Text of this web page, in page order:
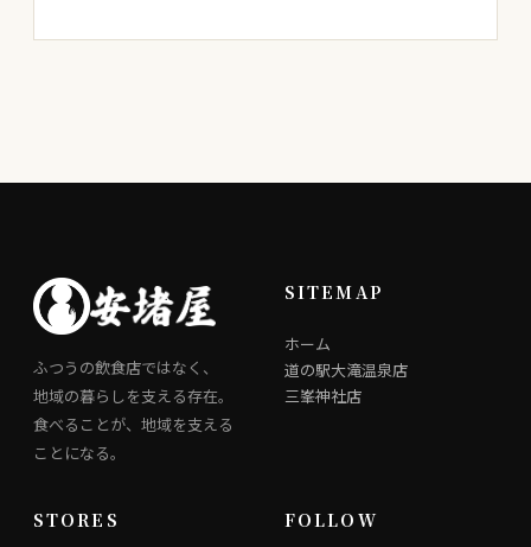
ふつうの飲食店ではなく、
地域の暮らしを支える存在。
食べることが、地域を支える
ことになる。
SITEMAP
ホーム
道の駅大滝温泉店
三峯神社店
STORES FOLLOW